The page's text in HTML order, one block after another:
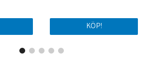
KÖP!